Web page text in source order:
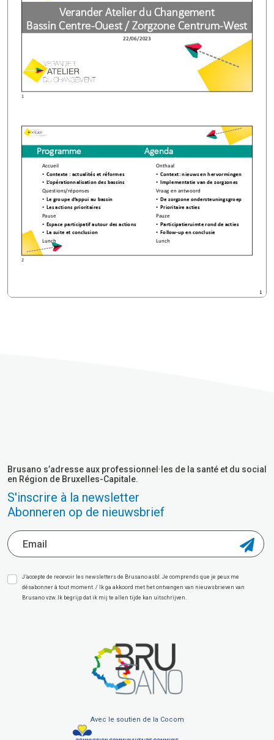
Brusano s’adresse aux professionnel·les de la santé et du social
en Région de Bruxelles-Capitale.
S'inscrire à la newsletter
Abonneren op de nieuwsbrief
J’accepte de recevoir les newsletters de Brusano asbl. Je comprends que je peux me
désabonner à tout moment. / Ik ga akkoord met het ontvangen van nieuwsbrieven van
Brusano vzw. Ik begrijp dat ik mij te allen tijde kan uitschrijven.
Avec le soutien de la Cocom